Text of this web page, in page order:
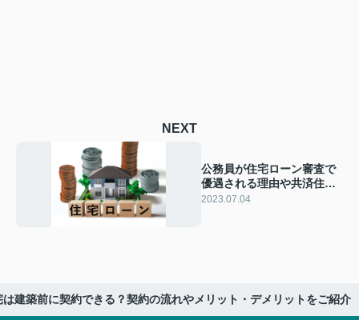
NEXT
公務員が住宅ローン審査で
優遇される理由や共済住宅
ローンについてご紹介！
2023.07.04
は建築前に契約できる？契約の流れやメリット・デメリットをご紹介